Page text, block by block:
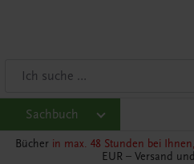
Sachbuch
Bücher in max. 48 Stunden bei
EUR – Versand